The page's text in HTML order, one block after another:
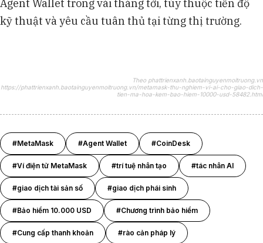
Agent Wallet trong vài tháng tới, tùy thuộc tiến độ
kỹ thuật và yêu cầu tuân thủ tại từng thị trường.
Theo phattrienxanh.baotainguyenmoitruong.vn
https://phattrienxanh.baotainguyenmoitruong.vn/metamask-thu-nghiem-vi-ai-cho-giao-dich-
tien-ma-hoa-kem-bao-hiem-10000-usd-58482.html
#MetaMask #Agent Wallet #CoinDesk
#Ví điện tử MetaMask #trí tuệ nhân tạo #tác nhân AI
#giao dịch tài sản số #giao dịch phái sinh
#Bảo hiểm 10.000 USD #Chương trình bảo hiểm
#Cung cấp thanh khoản #rào cản pháp lý